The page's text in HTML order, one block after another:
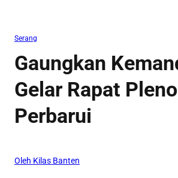
Serang
Gaungkan
Gelar Rapat
Perbarui
Oleh Kilas Banten